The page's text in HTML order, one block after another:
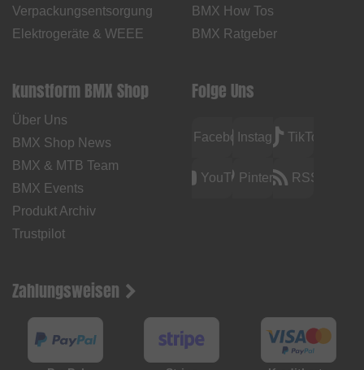
Verpackungsentsorgung
Elektrogeräte & WEEE
BMX How Tos
BMX Ratgeber
kunstform BMX Shop
Über Uns
BMX Shop News
BMX & MTB Team
BMX Events
Produkt Archiv
Trustpilot
Folge Uns
FacebookInstagramTikTok
YouTubePinterest RSS
Zahlungsweisen